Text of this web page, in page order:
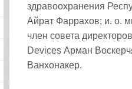
здравоохранения
Айрат Фаррахов; и. о.
член совета
Devices Арман
Ванхонакер.